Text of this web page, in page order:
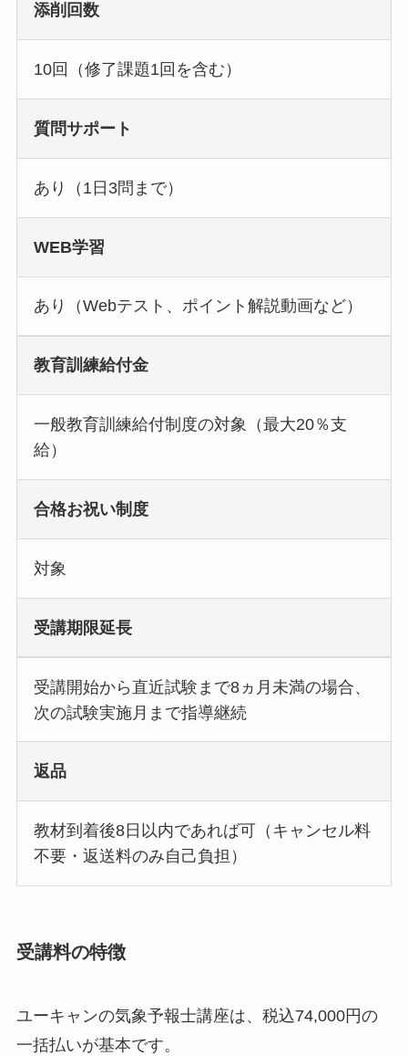
添削回数
10回（修了課題1回を含む）
質問サポート
あり（1日3問まで）
WEB学習
あり（Webテスト、ポイント解説動画など）
教育訓練給付金
一般教育訓練給付制度の対象（最大20％支
給）
合格お祝い制度
対象
受講期限延長
受講開始から直近試験まで8ヵ月未満の場合、
次の試験実施月まで指導継続
返品
教材到着後8日以内であれば可（キャンセル料
不要・返送料のみ自己負担）
受講料の特徴
ユーキャンの気象予報士講座は、税込74,000円の
一括払いが基本です。